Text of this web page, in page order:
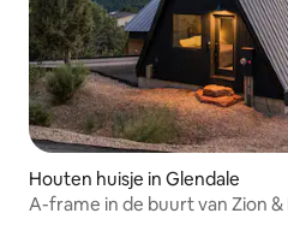
Houten huisje in Glendale
A-frame in de buurt van Zion